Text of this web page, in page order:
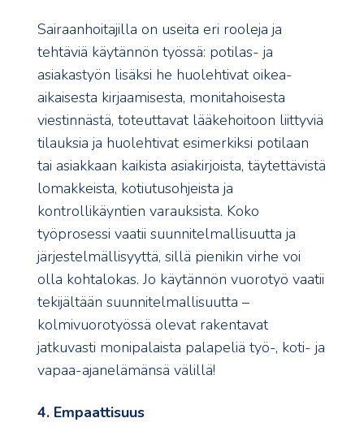
Sairaanhoitajilla on useita eri rooleja ja
tehtäviä käytännön työssä: potilas- ja
asiakastyön lisäksi he huolehtivat oikea-
aikaisesta kirjaamisesta, monitahoisesta
viestinnästä, toteuttavat lääkehoitoon liittyviä
tilauksia ja huolehtivat esimerkiksi potilaan
tai asiakkaan kaikista asiakirjoista, täytettävistä
lomakkeista, kotiutusohjeista ja
kontrollikäyntien varauksista. Koko
työprosessi vaatii suunnitelmallisuutta ja
järjestelmällisyyttä, sillä pienikin virhe voi
olla kohtalokas. Jo käytännön vuorotyö vaatii
tekijältään suunnitelmallisuutta –
kolmivuorotyössä olevat rakentavat
jatkuvasti monipalaista palapeliä työ-, koti- ja
vapaa-ajanelämänsä välillä!
4. Empaattisuus